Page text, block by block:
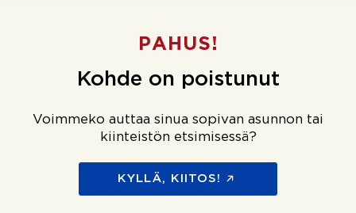
PAHUS!
Kohde on poistunut
Voimmeko auttaa sinua sopivan asunnon tai
kiinteistön etsimisessä?
KYLLÄ, KIITOS!